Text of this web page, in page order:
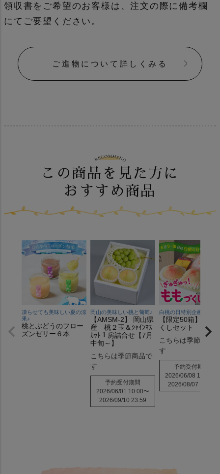
母の日・父の日カード 季節もの
領収書をご希望のお客様は、注文の際に備考欄
にてご要望ください。
ご進物について詳しくみる
この商品を見た方に
おすすめ商品
凍らせても美味しい夏の涼
果♪
桃とぶどうのフロー
ズンゼリー６本
岡山の美味しい桃と葡萄♪
【AMSM-2】 岡山県
産 桃２玉＆ｼｬｲﾝﾏｽ
ｶｯﾄ１房詰合せ【7月
中旬～】
こちらは季節商品で
す
予約受付期間
2026/06/01 10:00〜
2026/09/10 23:59
白桃の日特別企画♪
【限定50箱】もも
くしセット
こちらは季節商品
す
予約受付期間
2026/06/08 10:00
2026/08/07 10:00